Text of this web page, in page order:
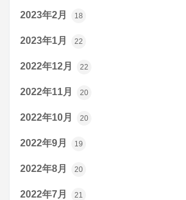
2023年2月 18
2023年1月 22
2022年12月 22
2022年11月 20
2022年10月 20
2022年9月 19
2022年8月 20
2022年7月 21